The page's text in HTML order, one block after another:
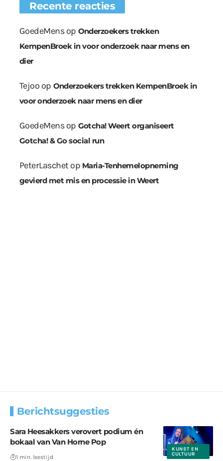
Recente reacties
GoedeMensop Onderzoekers trekken
KempenBroek in voor onderzoek naar mens en
dier
Tejoo op Onderzoekers trekken KempenBroek in
voor onderzoek naar mens en dier
GoedeMensop Gotcha! Weert organiseert
Gotcha! & Go social run
PeterLaschetop Maria-Tenhemelopneming
gevierd met mis en processie in Weert
Berichtsuggesties
KUNST EN
CULTUUR
Sara Heesakkers verovert podium én
bokaal van Van Horne Pop
1 min. leestijd